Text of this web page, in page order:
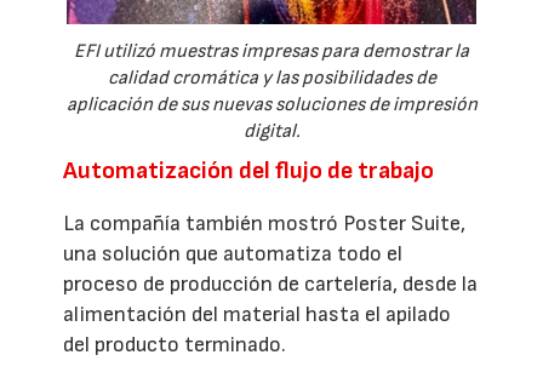
EFI utilizó muestras impresas para demostrar la
calidad cromática y las posibilidades de
aplicación de sus nuevas soluciones de impresión
digital.
Automatización del flujo de trabajo
La compañía también mostró Poster Suite,
una solución que automatiza todo el
proceso de producción de cartelería, desde la
alimentación del material hasta el apilado
del producto terminado.